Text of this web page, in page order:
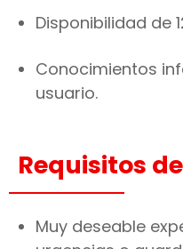
Disponibilidad de
Conocimientos
usuario.
Requisitos
Muy deseable